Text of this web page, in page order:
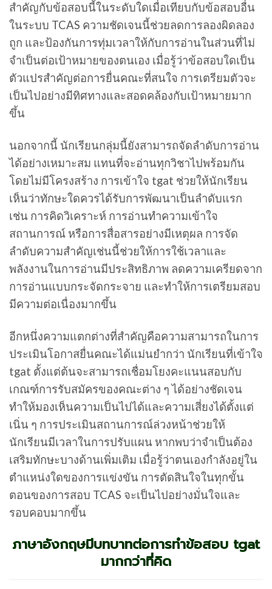
สำคัญกับข้อสอบนี้ในระดับใดเมื่อเทียบกับข้อสอบอื่น
ในระบบ TCAS ความชัดเจนนี้ช่วยลดการลองผิดลอง
ถูก และป้องกันการทุ่มเวลาให้กับการอ่านในส่วนที่ไม่
จำเป็นต่อเป้าหมายของตนเอง เมื่อรู้ว่าข้อสอบใดเป็น
ตัวแปรสำคัญต่อการยื่นคณะที่สนใจ การเตรียมตัวจะ
เป็นไปอย่างมีทิศทางและสอดคล้องกับเป้าหมายมาก
ขึ้น
นอกจากนี้ นักเรียนกลุ่มนี้ยังสามารถจัดลำดับการอ่าน
ได้อย่างเหมาะสม แทนที่จะอ่านทุกวิชาไปพร้อมกัน
โดยไม่มีโครงสร้าง การเข้าใจ tgat ช่วยให้นักเรียน
เห็นว่าทักษะใดควรได้รับการพัฒนาเป็นลำดับแรก
เช่น การคิดวิเคราะห์ การอ่านทำความเข้าใจ
สถานการณ์ หรือการสื่อสารอย่างมีเหตุผล การจัด
ลำดับความสำคัญเช่นนี้ช่วยให้การใช้เวลาและ
พลังงานในการอ่านมีประสิทธิภาพ ลดความเครียดจาก
การอ่านแบบกระจัดกระจาย และทำให้การเตรียมสอบ
มีความต่อเนื่องมากขึ้น
อีกหนึ่งความแตกต่างที่สำคัญคือความสามารถในการ
ประเมินโอกาสยื่นคณะได้แม่นยำกว่า นักเรียนที่เข้าใจ
tgat ตั้งแต่ต้นจะสามารถเชื่อมโยงคะแนนสอบกับ
เกณฑ์การรับสมัครของคณะต่าง ๆ ได้อย่างชัดเจน
ทำให้มองเห็นความเป็นไปได้และความเสี่ยงได้ตั้งแต่
เนิ่น ๆ การประเมินสถานการณ์ล่วงหน้าช่วยให้
นักเรียนมีเวลาในการปรับแผน หากพบว่าจำเป็นต้อง
เสริมทักษะบางด้านเพิ่มเติม เมื่อรู้ว่าตนเองกำลังอยู่ใน
ตำแหน่งใดของการแข่งขัน การตัดสินใจในทุกขั้น
ตอนของการสอบ TCAS จะเป็นไปอย่างมั่นใจและ
รอบคอบมากขึ้น
ภาษาอังกฤษมีบทบาทต่อการทำข้อสอบ tgat
มากกว่าที่คิด